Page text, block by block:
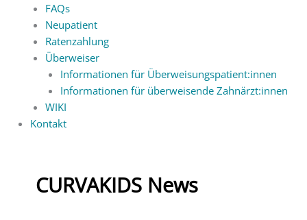
FAQs
Neupatient
Ratenzahlung
Überweiser
Informationen für Überweisungspatient:innen
Informationen für überweisende Zahnärzt:innen
WIKI
Kontakt
CURVAKIDS News